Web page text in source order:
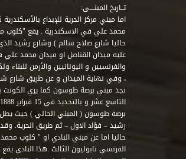
تــاريخ المبنــــى:
اما مبني مركز الحرية للإبداع
محمد علي في الاسكندرية . يقع
حاليا شارع صلاح سالم ) وشارع رشيد
عليه ميدان القناصل او ميدان محمد
والفرنسيين و اليونانيين والأرمن
، وفي نهاية الميدان و عن طريق شارع
نجد مبني برصة طوسون كما يري الكونت
برصة طوسون ( المبني الحالي ) حيث يطل
حاليا اما عن مبني النادي او " كلوب